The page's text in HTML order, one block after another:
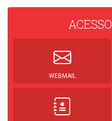
ACESSO
WEBMAIL